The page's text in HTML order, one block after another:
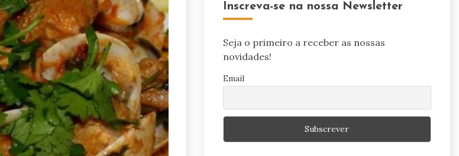
Inscreva-se na nossa Newsletter
Seja o primeiro a receber as nossas
novidades!
Email